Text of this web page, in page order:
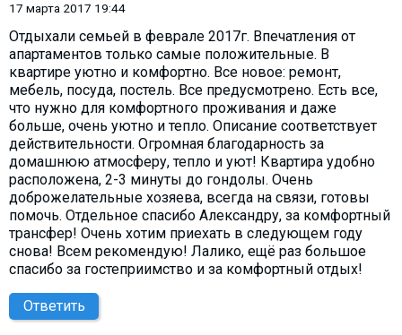
17 марта 2017 19:44
Отдыхали семьей в феврале 2017г. Впечатления от
апартаментов только самые положительные. В
квартире уютно и комфортно. Все новое: ремонт,
мебель, посуда, постель. Все предусмотрено. Есть все,
что нужно для комфортного проживания и даже
больше, очень уютно и тепло. Описание соответствует
действительности. Огромная благодарность за
домашнюю атмосферу, тепло и уют! Квартира удобно
расположена, 2-3 минуты до гондолы. Очень
доброжелательные хозяева, всегда на связи, готовы
помочь. Отдельное спасибо Александру, за комфортный
трансфер! Очень хотим приехать в следующем году
снова! Всем рекомендую! Лалико, ещё раз большое
спасибо за гостеприимство и за комфортный отдых!
Ответить